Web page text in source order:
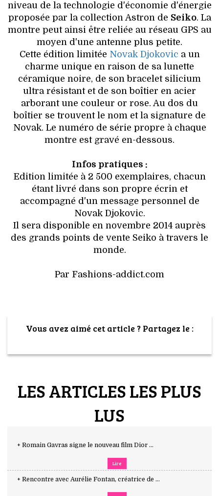
niveau de la technologie d'économie d'énergie
proposée par la collection Astron de Seiko. La
montre peut ainsi être reliée au réseau GPS au
moyen d'une antenne plus petite.
Cette édition limitée Novak Djokovic a un
charme unique en raison de sa lunette
céramique noire, de son bracelet silicium
ultra résistant et de son boîtier en acier
arborant une couleur or rose. Au dos du
boîtier se trouvent le nom et la signature de
Novak. Le numéro de série propre à chaque
montre est gravé en-dessous.
Infos pratiques :
Edition limitée à 2 500 exemplaires, chacun
étant livré dans son propre écrin et
accompagné d'un message personnel de
Novak Djokovic.
Il sera disponible en novembre 2014 auprès
des grands points de vente Seiko à travers le
monde.
Par Fashions-addict.com
Vous avez aimé cet article ? Partagez le :
LES ARTICLES LES PLUS
LUS
+ Romain Gavras signe le nouveau film Dior ...
Lire
+ Rencontre avec Aurélie Fontan, créatrice de ...